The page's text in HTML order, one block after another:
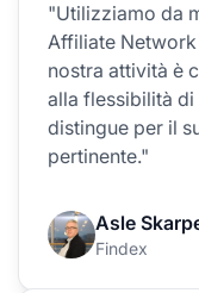
"Utilizziamo da
Affiliate Network
nostra attività è
alla flessibilità
distingue per il
pertinente."
Asle
Findex